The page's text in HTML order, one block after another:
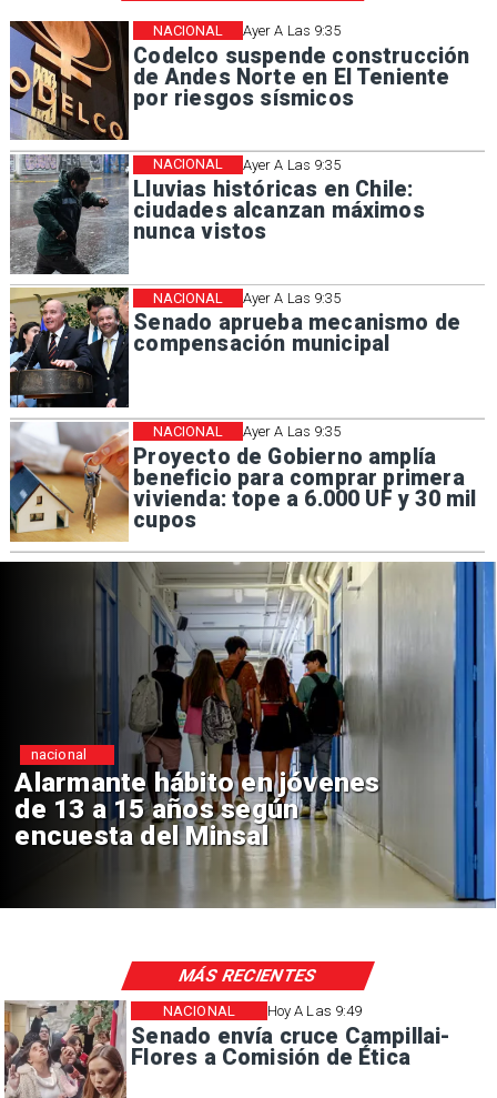
Ayer A Las 9:35
Codelco suspende construcción
de Andes Norte en El Teniente
por riesgos sísmicos
NACIONAL
Ayer A Las 9:35
Lluvias históricas en Chile:
ciudades alcanzan máximos
nunca vistos
NACIONAL
Ayer A Las 9:35
Senado aprueba mecanismo de
compensación municipal
NACIONAL
Ayer A Las 9:35
Proyecto de Gobierno amplía
beneficio para comprar primera
vivienda: tope a 6.000 UF y 30 mil
cupos
NACIONAL
hábito en jóvenes
años según
del Minsal
Hoy A Las 9:49
Senado envía cruce Campillai-
Flores a Comisión de Ética
NACIONAL
MÁS RECIENTES